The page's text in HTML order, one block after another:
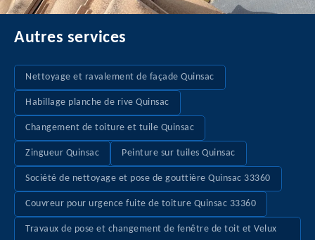
Autres services
Nettoyage et ravalement de façade Quinsac
Habillage planche de rive Quinsac
Changement de toiture et tuile Quinsac
Zingueur Quinsac Peinture sur tuiles Quinsac
Société de nettoyage et pose de gouttière Quinsac 33360
Couvreur pour urgence fuite de toiture Quinsac 33360
Travaux de pose et changement de fenêtre de toit et Velux